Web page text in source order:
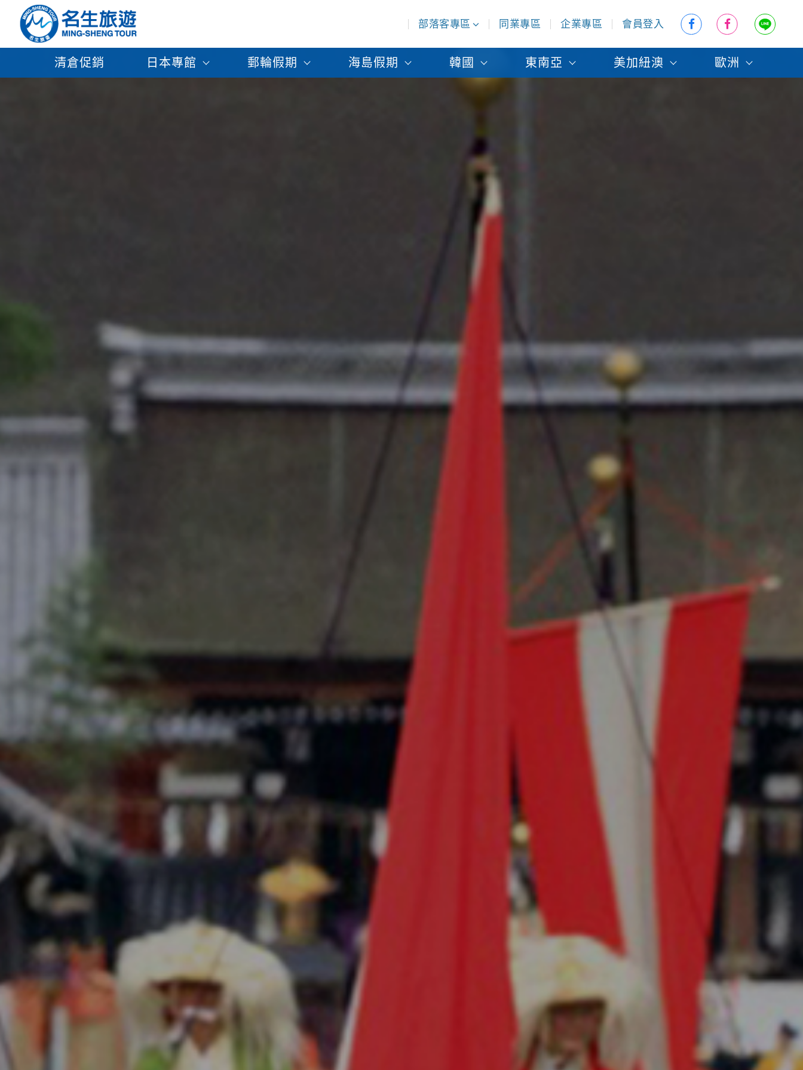
部落客專區 同業專區 企業專區 會員登入
清倉促銷 日本專館 郵輪假期 海島假期 韓國 東南亞 美加紐澳 歐洲